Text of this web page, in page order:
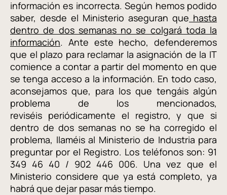
información es incorrecta. Según hemos podido
saber, desde el Ministerio aseguran que hasta
dentro de dos semanas no se colgará toda la
información. Ante este hecho, defenderemos
que el plazo para reclamar la asignación de la IT
comience a contar a partir del momento en que
se tenga acceso a la información. En todo caso,
aconsejamos que, para los que tengáis algún
problema de los mencionados,
reviséis periódicamente el registro, y que si
dentro de dos semanas no se ha corregido el
problema, llaméisal Ministerio de Industria para
preguntar por el Registro. Los teléfonos son: 91
349 46 40 / 902 446 006. Una vez que el
Ministerio considere que ya está completo, ya
habrá que dejar pasar más tiempo.